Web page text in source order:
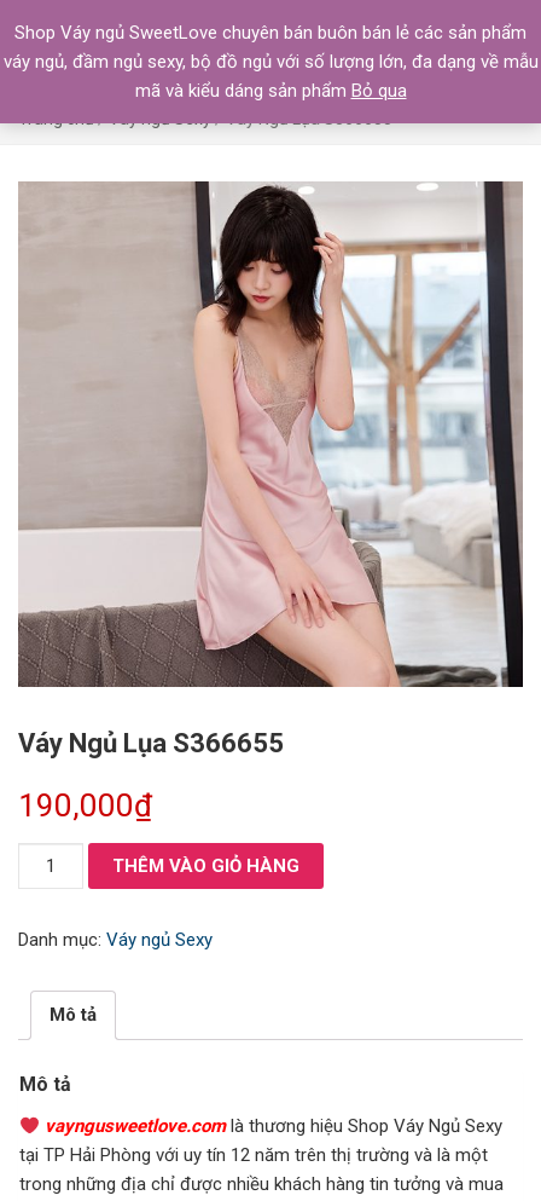
Váy Ngủ Lụa S366655
190,000₫
Váy
Ngủ
S366655
THÊM VÀO GIỎ HÀNG
Danh mục: Váy ngủ Sexy
Mô tả
Mô tả
vayngusweetlove.comlà thương hiệu Shop Váy Ngủ Sexy
tại TP Hải Phòng với uy tín 12 năm trên thị trường và là một
trong những địa chỉ được nhiều khách hàng tin tưởng và mua
Shop Váy ngủ SweetLove chuyên bán buôn bán lẻ các sản phẩm
váy ngủ, đầm ngủ sexy, bộ đồ ngủ với số lượng lớn, đa dạng về mẫu
mã và kiểu dáng sản phẩm Bỏ qua